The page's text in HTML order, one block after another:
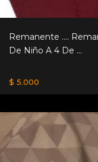
Remanente ....
De Niño A 4 De ...
$ 5.000